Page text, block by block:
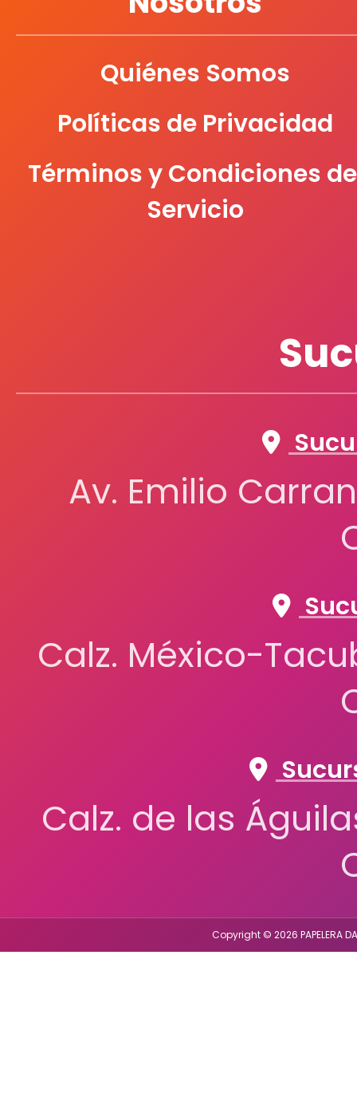
Quiénes Somos
Políticas de Privacidad
Términos y Condiciones
Servicio
Av. Emilio
Calz. México-
Calz. de las
Copyright © 2026 PAPELERA